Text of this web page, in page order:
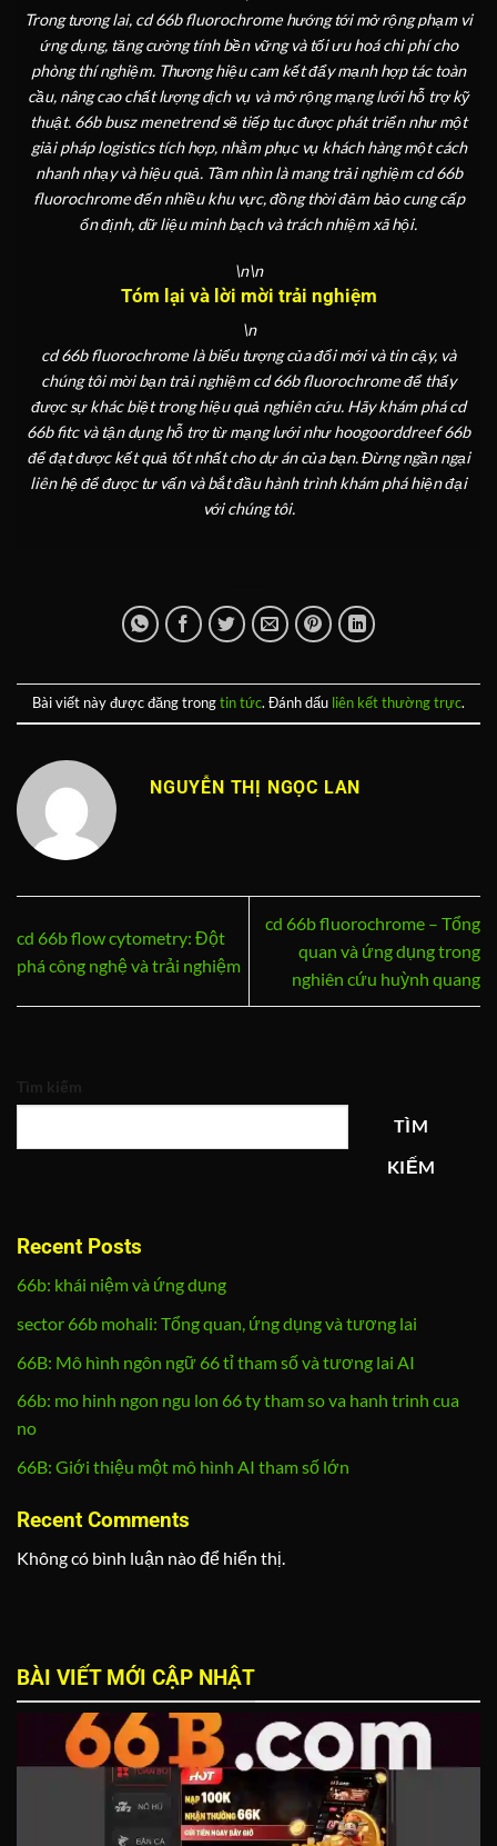
Trong tương lai, cd 66b fluorochrome hướng tới mở rộng phạm vi
ứng dụng, tăng cường tính bền vững và tối ưu hoá chi phí cho
phòng thí nghiệm. Thương hiệu cam kết đẩy mạnh hợp tác toàn
cầu, nâng cao chất lượng dịch vụ và mở rộng mạng lưới hỗ trợ kỹ
thuật. 66b busz menetrend sẽ tiếp tục được phát triển như một
giải pháp logistics tích hợp, nhằm phục vụ khách hàng một cách
nhanh nhạy và hiệu quả. Tầm nhìn là mang trải nghiệm cd 66b
fluorochrome đến nhiều khu vực, đồng thời đảm bảo cung cấp
ổn định, dữ liệu minh bạch và trách nhiệm xã hội.
\n\n
Tóm lại và lời mời trải nghiệm
\n
cd 66b fluorochrome là biểu tượng của đổi mới và tin cậy, và
chúng tôi mời bạn trải nghiệm cd 66b fluorochrome để thấy
được sự khác biệt trong hiệu quả nghiên cứu. Hãy khám phá cd
66b fitc và tận dụng hỗ trợ từ mạng lưới như hoogoorddreef 66b
để đạt được kết quả tốt nhất cho dự án của bạn. Đừng ngần ngại
liên hệ để được tư vấn và bắt đầu hành trình khám phá hiện đại
với chúng tôi.
Bài viết này được đăng trongtin tức. Đánh dấu liên kết thường trực.
NGUYỄN THỊ NGỌC LAN
cd 66b flow cytometry: Đột
phá công nghệ và trải nghiệm
cd 66b fluorochrome – Tổng
quan và ứng dụng trong
nghiên cứu huỳnh quang
Tìm kiếm
TÌM
KIẾM
Recent Posts
66b: khái niệm và ứng dụng
sector 66b mohali: Tổng quan, ứng dụng và tương lai
66B: Mô hình ngôn ngữ 66 tỉ tham số và tương lai AI
66b: mo hinh ngon ngu lon 66 ty tham so va hanh trinh cua
no
66B: Giới thiệu một mô hình AI tham số lớn
Recent Comments
Không có bình luận nào để hiển thị.
BÀI VIẾT MỚI CẬP NHẬT